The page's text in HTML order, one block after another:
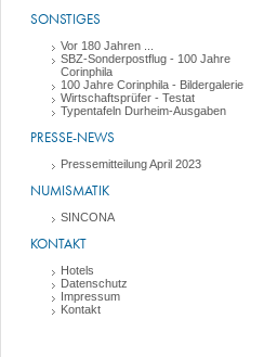
SONSTIGES
Vor 180 Jahren ...
SBZ-Sonderpostflug - 100 Jahre
Corinphila
100 Jahre Corinphila - Bildergalerie
Wirtschaftsprüfer - Testat
Typentafeln Durheim-Ausgaben
PRESSE-NEWS
Pressemitteilung April 2023
NUMISMATIK
SINCONA
KONTAKT
Hotels
Datenschutz
Impressum
Kontakt